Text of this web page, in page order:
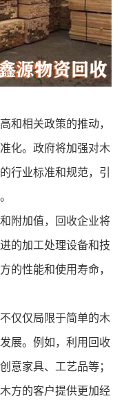
和相关政策的推动，
化。政府将加强对木
行业标准和规范，引
附加值，回收企业将
的加工处理设备和技
的性能和使用寿命，
仅仅局限于简单的木
展。例如，利用回收
意家具、工艺品等；
方的客户提供更加经